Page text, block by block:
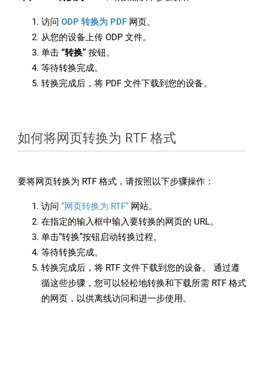
访问 ODP 转换为 PDF 网页。
从您的设备上传 ODP 文件。
单击 “转换” 按钮。
等待转换完成。
转换完成后，将 PDF 文件下载到您的设备。
如何将网页转换为 RTF 格式
要将网页转换为 RTF 格式，请按照以下步骤操作：
访问 “网页转换为 RTF” 网站。
在指定的输入框中输入要转换的网页的 URL。
单击“转换”按钮启动转换过程。
等待转换完成。
转换完成后，将 RTF 文件下载到您的设备。 通过遵
循这些步骤，您可以轻松地转换和下载所需 RTF 格式
的网页，以供离线访问和进一步使用。